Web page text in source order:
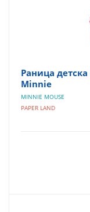
Раница
Minnie
MINNIE MOUSE
PAPER LAND